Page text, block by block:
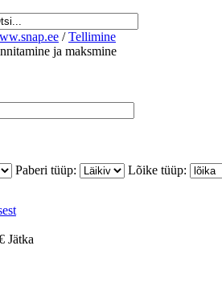
/ Tellimine
ja maksmine
Paberi tüüp: Lõike tüüp:
Jätka